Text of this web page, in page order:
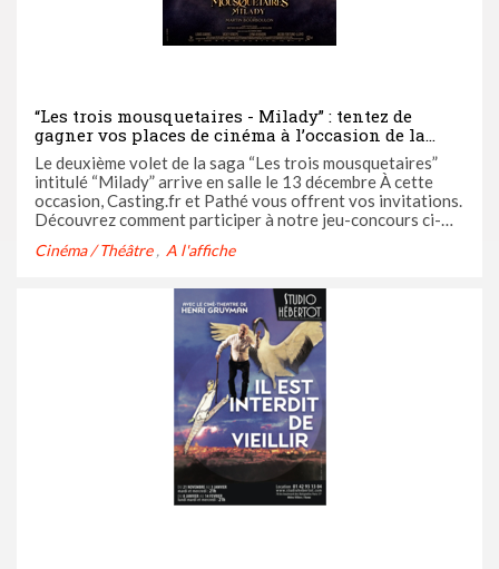
“Les trois mousquetaires - Milady” : tentez de
gagner vos places de cinéma à l’occasion de la
sortie du film évènement le 13 décembre
Le deuxième volet de la saga “Les trois mousquetaires”
intitulé “Milady” arrive en salle le 13 décembre À cette
occasion, Casting.fr et Pathé vous offrent vos invitations.
Découvrez comment participer à notre jeu-concours ci-
Cinéma / Théâtre A l'affiche